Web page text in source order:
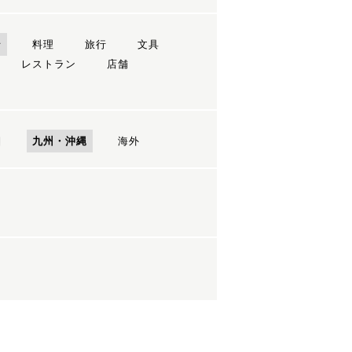
料理 旅行
文具
レストラン
店舗
九州・沖縄 海外